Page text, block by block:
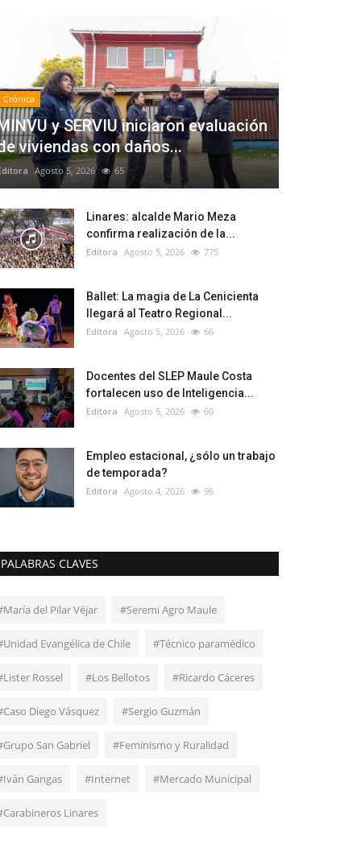
Crónica
y SERVIU iniciaron evaluación
viviendas con daños...
Agosto 5, 2026 65
Linares: alcalde Mario Meza
confirma realización de la...
Editora Agosto 5, 2026 775
Ballet: La magia de La Cenicienta
llegará al Teatro Regional...
Editora Agosto 5, 2026 66
Docentes del SLEP Maule Costa
fortalecen uso de Inteligencia...
Editora Agosto 5, 2026 60
Empleo estacional, ¿sólo un trabajo
de temporada?
Editora Agosto 4, 2026 96
PALABRAS CLAVES
del Pilar Véjar #Seremi Agro Maule
Evangélica de Chile #Técnico paramédico
Rossel #Los Bellotos #Ricardo Cáceres
Diego Vásquez #Sergio Guzmán
San Gabriel #Feminismo y Ruralidad
Gangas #Internet #Mercado Municipal
Linares